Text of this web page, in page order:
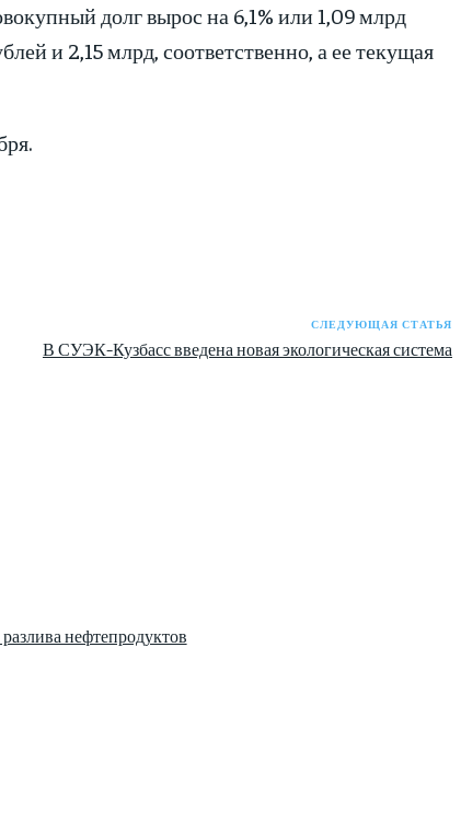
долг вырос на 6,1% или 1,09 млрд
и 2,15 млрд, соответственно, а ее текущая
СЛЕДУЮЩАЯ СТАТЬЯ
В СУЭК-Кузбасс введена новая экологическая система
нефтепродуктов